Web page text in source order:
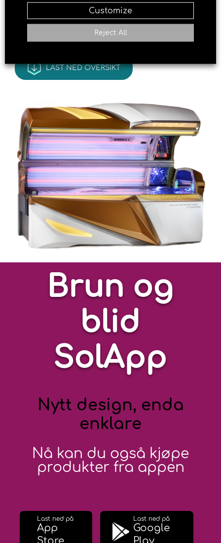
LAST NED OVERSIKT
Brun og
blid
SolApp
Nytt design, enda
enklare
Nå kan du også kjøpe
produkter fra appen
Last ned på
App
Store
Last ned på
Google
Play
Reject All
Customize